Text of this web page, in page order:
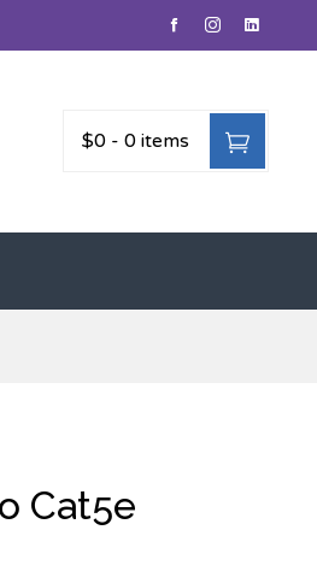
$0 - 0 items
Cat5e